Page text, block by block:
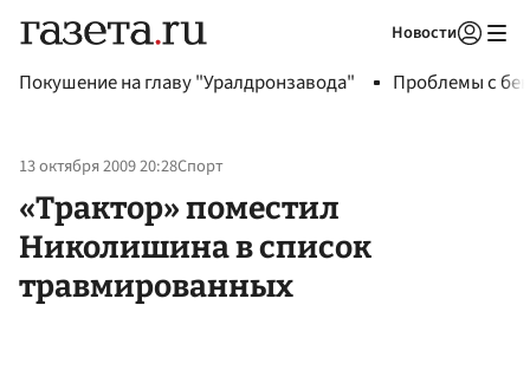
Новости
Покушение на главу "Уралдронзавода" Проблемы с
13 октября 2009 20:28Спорт
«Трактор» поместил
Николишина в список
травмированных